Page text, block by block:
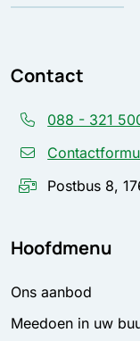
Contact
088 - 321
Postbus 8,
Hoofdmenu
Ons aanbod
Meedoen in uw